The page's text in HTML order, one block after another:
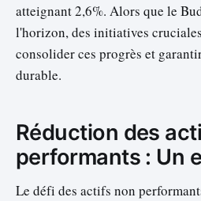
atteignant 2,6%. Alors que le
l'horizon, des initiatives
consolider ces progrès et
durable.
Réduction des
performants : Un
Le défi des actifs non